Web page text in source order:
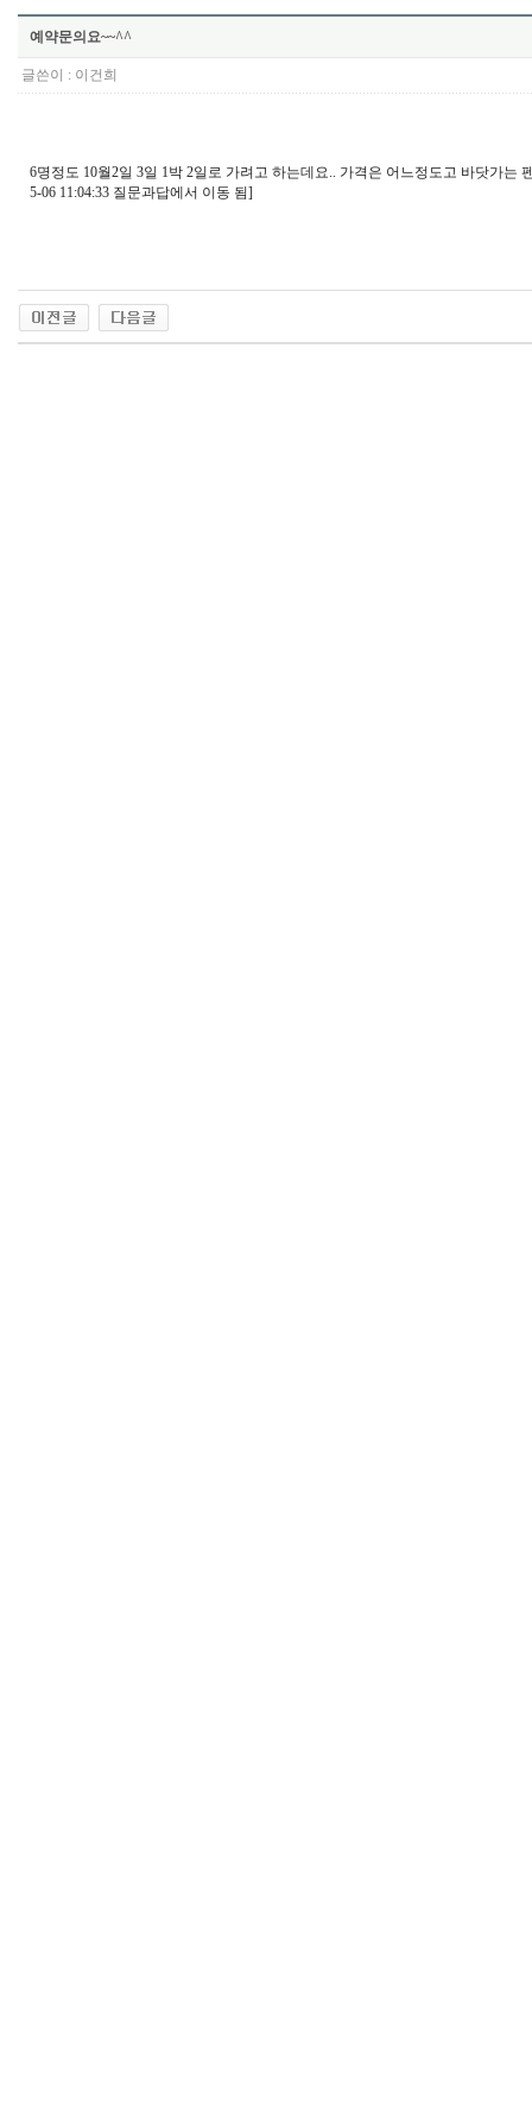
예약문의요~~^^
글쓴이 : 이건희
6명정도 10월2일 3일 1박 2일로 가려고 하는데요.. 가격은 어느정도고 바닷가
5-06 11:04:33 질문과답에서 이동 됨]